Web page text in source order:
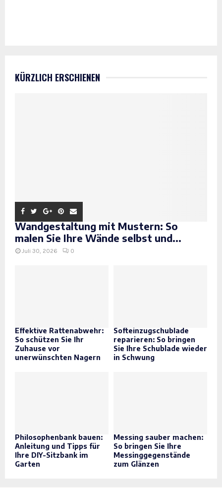
KÜRZLICH ERSCHIENEN
Wandgestaltung mit Mustern: So
malen Sie Ihre Wände selbst und...
Juli 30, 2026 0
Effektive Rattenabwehr:
So schützen Sie Ihr
Zuhause vor
unerwünschten Nagern
Softeinzugschublade
reparieren: So bringen
Sie Ihre Schublade wieder
in Schwung
Philosophenbank bauen:
Anleitung und Tipps für
Ihre DIY-Sitzbank im
Garten
Messing sauber machen:
So bringen Sie Ihre
Messinggegenstände
zum Glänzen